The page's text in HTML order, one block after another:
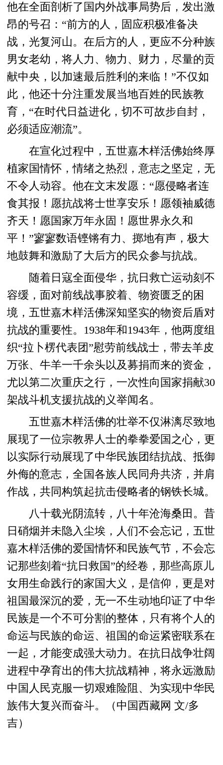
他在全面剖析了国内外战事局势后，发出激
昂的号召：“前方的人，固应积极准备决
战，光复河山。在后方的人，更应不分种族
男女老幼，将人力、物力、财力，尽量的贡
献中央，以加速最后胜利的来临！”不仅如
此，他还十分注重发展当地百姓的民族教
育，“在时代日益进化，切不可故步自封，
必须适应潮流”。
在宣化过程中，五世嘉木样活佛始终厚
植家国情怀，情绪之热烈，意志之坚定，无
不令人动容。他在文末发愿：“愿侵略者连
食其报！愿抗战将士世享安乐！愿领袖威德
齐天！愿国家万年永固！愿世界永久和
平！”寥寥数语铿锵有力、掷地有声，极大
地鼓舞和激励了大后方的民众参与抗战。
随着日寇全面侵华，抗日救亡运动刻不
容缓，面对前线战事胶着、物资匮乏的困
境，五世嘉木样活佛深知坚实的物资后盾对
抗战的重要性。1938年和1943年，他两度组
织“拉卜楞代表团”慰劳前线战士，带去羊皮
万张、牛羊一千余头以及募捐而来的资金，
尤以第二次重庆之行，一次性向国家捐献30
架战斗机支援抗战的义举闻名。
五世嘉木样活佛的壮举不仅淋漓尽致地
展现了一位宗教界人士的拳拳爱国之心，更
以实际行动展现了中华民族团结抗战、抵御
外侮的意志，全国各族人民同舟共济，并肩
作战，共同构筑起抗击侵略者的钢铁长城。
八十载光阴流转，八十年沧海桑田。昔
日硝烟并未隐入尘埃，人们不会忘记，五世
嘉木样活佛的爱国情怀和民族气节，不会忘
记那些刻着“抗日救国”的经卷，那些高原儿
女用生命践行的家国大义，是信仰，更是对
祖国最深沉的爱，无一不生动地印证了中华
民族是一个不可分割的整体，只有将个人的
命运与民族的命运、祖国的命运紧密联系在
一起，才能变成强大动力。在抗日战争壮阔
进程中孕育出的伟大抗战精神，将永远激励
中国人民克服一切艰难险阻、为实现中华民
族伟大复兴而奋斗。（中国西藏网 文/多
吉）